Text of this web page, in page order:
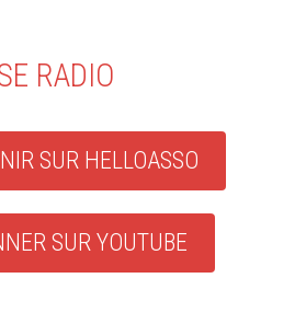
RADIO
SUR HELLOASSO
SUR YOUTUBE